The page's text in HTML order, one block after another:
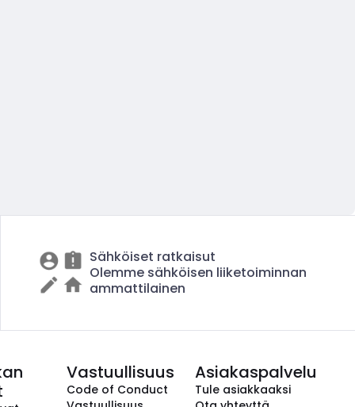
Sähköiset ratkaisut
Olemme sähköisen liiketoiminnan
ammattilainen
Vastuullisuus
Code of Conduct
Asiakaspalvelu
Tule asiakkaaksi